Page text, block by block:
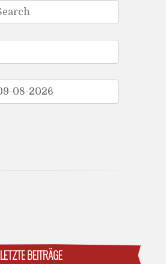
LETZTE BEITRÄGE